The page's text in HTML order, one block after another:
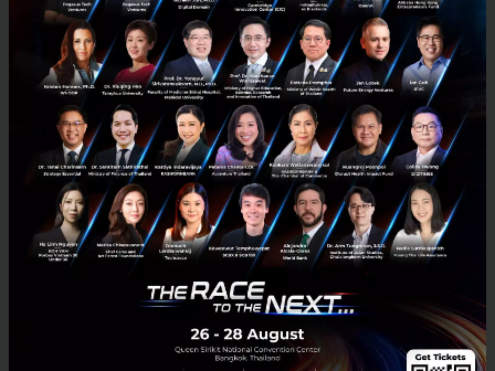
E-mail :contact@techsauce.co
Tel : 02-001-5375
Mobile : 06-4658-9500
Techsauce Media
About Techsauce
Techsauce Services